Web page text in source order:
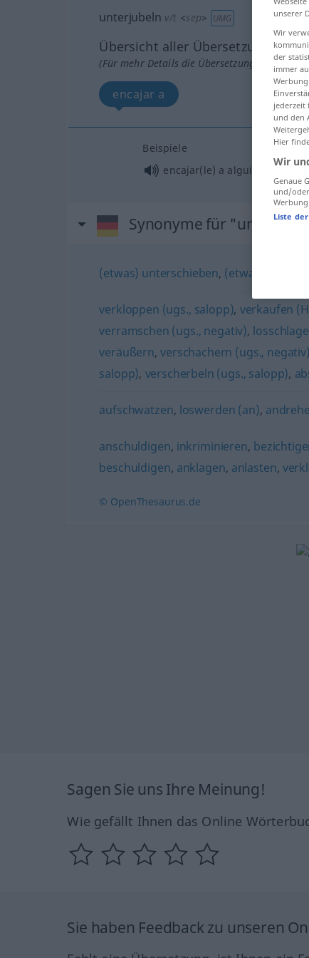
unterjubeln v/t <sep> UMG
Übersicht aller Übersetzungen
(Für mehr Details die Übersetzung anklicken/
encajar a
Beispiele
encajar(le) a alguien a/c
Synonyme für
(etwas) unterschieben, (etwas) anlasten
verkloppen (ugs., salopp), verkaufen
verramschen (ugs., negativ),
veräußern,verschachern (ugs., negativ)
salopp), verscherbeln (ugs., salopp),
aufschwatzen, loswerden (an),
anschuldigen, inkriminieren,
beschuldigen, anklagen, anlasten,
© OpenThesaurus.de
Sagen Sie uns Ihre Meinung!
Wie gefällt Ihnen das Online
Sie haben Feedback zu unseren
unserer
Wir
der
immer
jederzeit
und den
Hier
Wir
Genaue
und/
Liste